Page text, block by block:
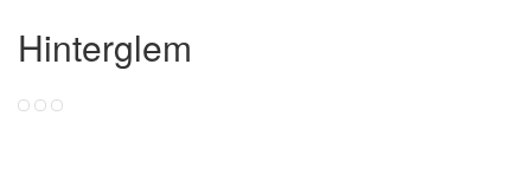
Hinterglem